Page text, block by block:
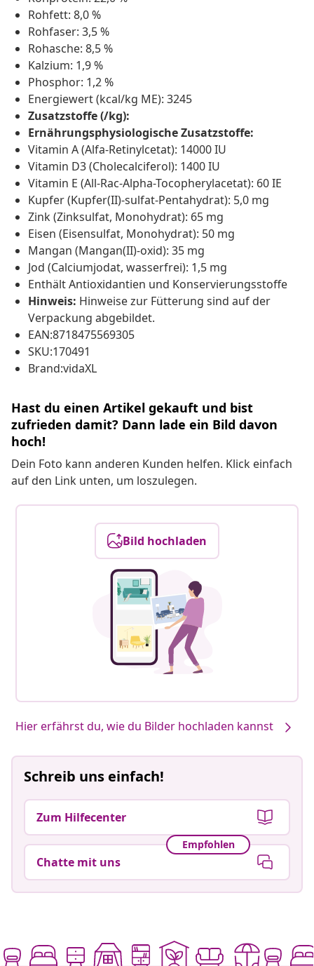
Rohfett: 8,0 %
Rohfaser: 3,5 %
Rohasche: 8,5 %
Kalzium: 1,9 %
Phosphor: 1,2 %
Energiewert (kcal/kg ME): 3245
Zusatzstoffe (/kg):
Ernährungsphysiologische Zusatzstoffe:
Vitamin A (Alfa-Retinylcetat): 14000 IU
Vitamin D3 (Cholecalciferol): 1400 IU
Vitamin E (All-Rac-Alpha-Tocopherylacetat): 60 IE
Kupfer (Kupfer(II)-sulfat-Pentahydrat): 5,0 mg
Zink (Zinksulfat, Monohydrat): 65 mg
Eisen (Eisensulfat, Monohydrat): 50 mg
Mangan (Mangan(II)-oxid): 35 mg
Jod (Calciumjodat, wasserfrei): 1,5 mg
Enthält Antioxidantien und Konservierungsstoffe
Hinweis: Hinweise zur Fütterung sind auf der
Verpackung abgebildet.
EAN:8718475569305
SKU:170491
Brand:vidaXL
Hast du einen Artikel gekauft und bist
zufrieden damit? Dann lade ein Bild davon
hoch!
Dein Foto kann anderen Kunden helfen. Klick einfach
auf den Link unten, um loszulegen.
Bild hochladen
Hier erfährst du, wie du Bilder hochladen kannst
Schreib uns einfach!
Zum Hilfecenter
Empfohlen
Chatte mit uns